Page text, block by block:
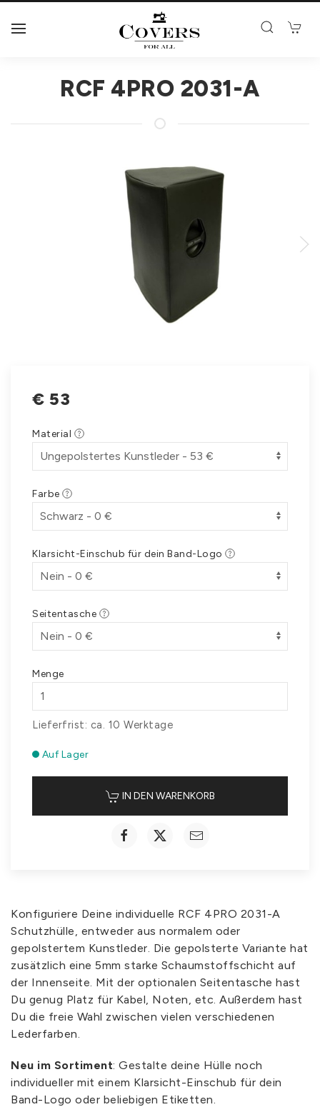
RCF 4PRO 2031-A
€ 53
Material
Farbe
Klarsicht-Einschub für dein Band-Logo
Seitentasche
Menge
Lieferfrist: ca. 10 Werktage
Auf Lager
IN DEN WARENKORB
Konfiguriere Deine individuelle RCF 4PRO 2031-A
Schutzhülle, entweder aus normalem oder
gepolstertem Kunstleder. Die gepolsterte Variante hat
zusätzlich eine 5mm starke Schaumstoffschicht auf
der Innenseite. Mit der optionalen Seitentasche hast
Du genug Platz für Kabel, Noten, etc. Außerdem hast
Du die freie Wahl zwischen vielen verschiedenen
Lederfarben.
Neu im Sortiment: Gestalte deine Hülle noch
individueller mit einem Klarsicht-Einschub für dein
Band-Logo oder beliebigen Etiketten.